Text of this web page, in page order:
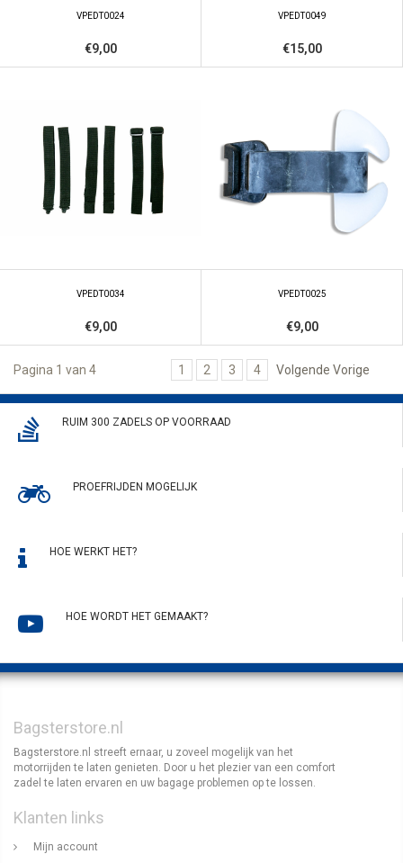
VPEDT0024
€9,00
VPEDT0049
€15,00
VPEDT0034
€9,00
VPEDT0025
€9,00
Pagina 1 van 4 1 2 3 4 Volgende Vorige
RUIM 300 ZADELS OP VOORRAAD
PROEFRIJDEN MOGELIJK
HOE WERKT HET?
HOE WORDT HET GEMAAKT?
Bagsterstore.nl
Bagsterstore.nl streeft ernaar, u zoveel mogelijk van het
motorrijden te laten genieten. Door u het plezier van een comfort
zadel te laten ervaren en uw bagage problemen op te lossen.
Klanten links
Mijn account